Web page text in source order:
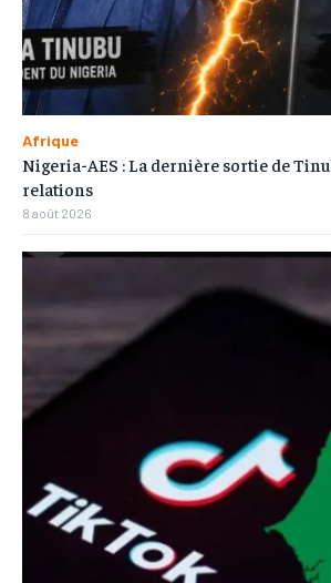
Afrique
Nigeria-AES : La dernière sortie de
relations
8 août 2026